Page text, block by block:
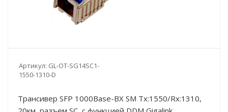
Артикул: GL-OT-SG14SC1-
1550-1310-D
Трансивер SFP 1000Base-BX SM Tx:1550/Rx:1310,